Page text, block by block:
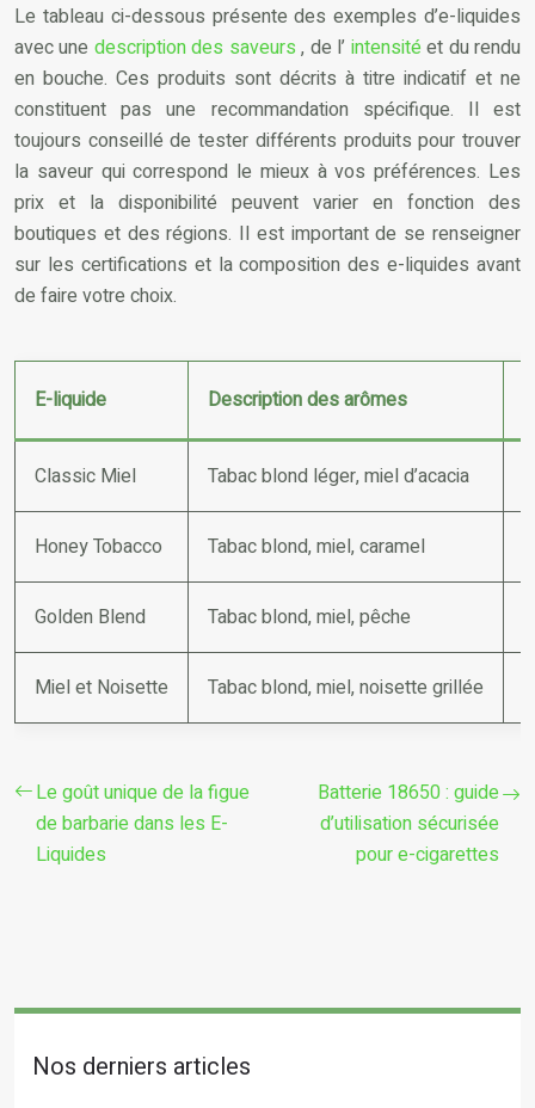
Le tableau ci-dessous présente des exemples d’e-liquides
avec une description des saveurs, de l’ intensitéet du rendu
en bouche. Ces produits sont décrits à titre indicatif et ne
constituent pas une recommandation spécifique. Il est
toujours conseillé de tester différents produits pour trouver
la saveur qui correspond le mieux à vos préférences. Les
prix et la disponibilité peuvent varier en fonction des
boutiques et des régions. Il est important de se renseigner
sur les certifications et la composition des e-liquides avant
de faire votre choix.
E-liquide Description des arômes
Classic Miel Tabac blond léger, miel d’acacia
Honey Tobacco Tabac blond, miel, caramel
Golden Blend Tabac blond, miel, pêche
Miel et Noisette Tabac blond, miel, noisette grillée
Le goût unique de la figue
de barbarie dans les E-
Liquides
Batterie 18650 : guide
d’utilisation sécurisée
pour e-cigarettes
Nos derniers articles